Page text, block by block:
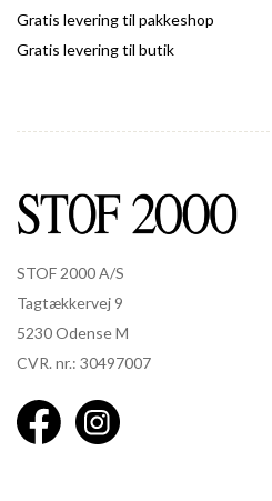
Gratis levering til pakkeshop
Gratis levering til butik
STOF 2000 A/S
Tagtækkervej 9
5230 Odense M
CVR. nr.: 30497007